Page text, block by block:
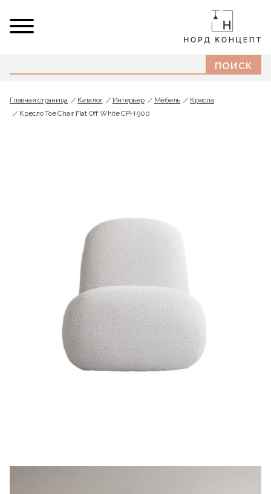
Главная страница Каталог Интерьер Мебель
Кресла
Кресло Toe Chair Flat Off White CPH 900